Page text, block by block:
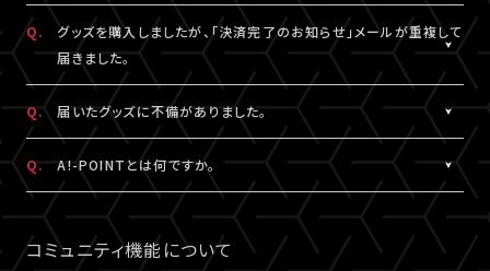
“迷惑メール”として自動振り分け・受信拒否されていないかご確
認ください。
なお、支払番号は支払期限内であれば、「マイページ」内「グッズ購
入情報」にも記載されておりますので、ご確認ください。
A.
「決済完了のお知らせ」メールは、LIVESHIPにご登録のA!-ID（メー
ルアドレス）宛に【@liveship.tokyo】ドメインから配信しておりま
す。 “迷惑メール”として自動振り分け・受信拒否されていないかご
確認ください。
※「決済完了のお知らせ」メールが届いていない場合は、「マイペ
ージ」内「グッズ購入情報」をご確認ください。
Q.
グッズを購入しましたが、「決済完了のお知らせ」メールが重複して
届きました。
「決済完了のお知らせ」メールが2通以上届いた場合、誤ってグッズ
を重複してご購入されている可能性がございます。
詳細を記載のうえ、
こちらよりご連絡ください。
Q. 届いたグッズに不備がありました。
お手数ですが、詳細を記載のうえ、商品到着後14日以内に下記よ
りお問い合わせください。
グッズ配送・お届け済み商品に関して
【A!SMART お問い合わせ窓口】
Q. A!-POINTとは何ですか。
A.
A!-POINTとは、一部のA!-IDサービスで使える・貯める事ができる
ポイントサービスです。
商品代金(税込)の1％がポイントとなり、商品代金以外の送料/手
コミュニティ機能について